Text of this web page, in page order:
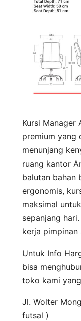
Kursi Manager
premium yang
menunjang
ruang kantor
balutan bahan
ergonomis,
maksimal
sepanjang
kerja
Untuk Info
bisa
toko kami
Jl. Wolter
futsal )